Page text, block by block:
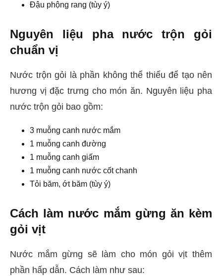
Đậu phộng rang (tùy ý)
Nguyên liệu pha nước trộn gỏi
chuẩn vị
Nước trộn gỏi là phần không thể thiếu để tạo nên
hương vị đặc trưng cho món ăn. Nguyên liệu pha
nước trộn gỏi bao gồm:
3 muỗng canh nước mắm
1 muỗng canh đường
1 muỗng canh giấm
1 muỗng canh nước cốt chanh
Tỏi băm, ớt băm (tùy ý)
Cách làm nước mắm gừng ăn kèm
gỏi vịt
Nước mắm gừng sẽ làm cho món gỏi vịt thêm
phần hấp dẫn. Cách làm như sau: